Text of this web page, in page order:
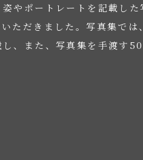
やポートレートを記載し
ただきました。写真集で
、また、写真集を手渡す